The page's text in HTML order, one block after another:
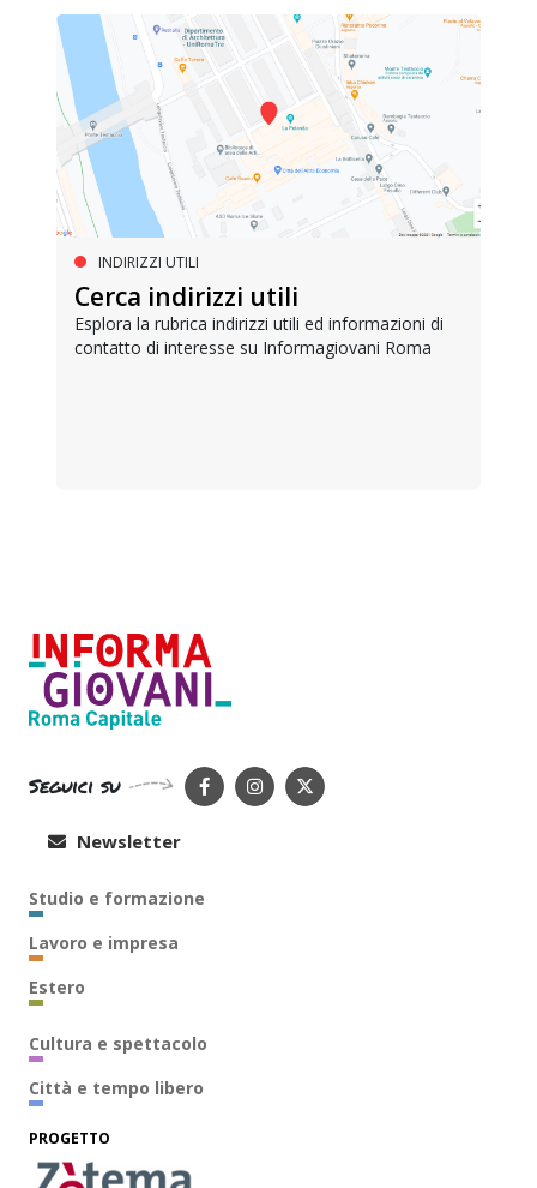
INDIRIZZI UTILI
Cerca indirizzi utili
Esplora la rubrica indirizzi utili ed informazioni di
contatto di interesse su Informagiovani Roma
Seguici su
Newsletter
Studio e formazione
Lavoro e impresa
Estero
Cultura e spettacolo
Città e tempo libero
PROGETTO